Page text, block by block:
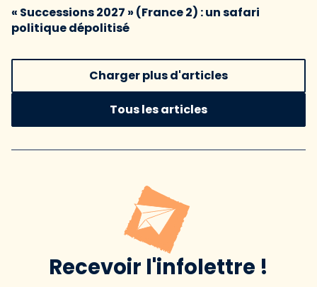
« Successions 2027 » (France 2) : un safari
politique dépolitisé
Charger plus d'articles
Tous les articles
Recevoir l'infolettre !